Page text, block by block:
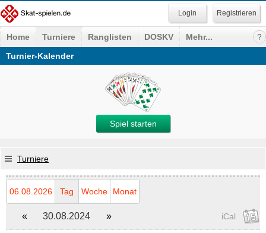
Registrieren
Home Turniere Ranglisten DOSKV
Mehr...
Turnier-Kalender
Spiel starten
Turniere
06.08.2026 Tag Woche Monat
« 30.08.2024 » iCal